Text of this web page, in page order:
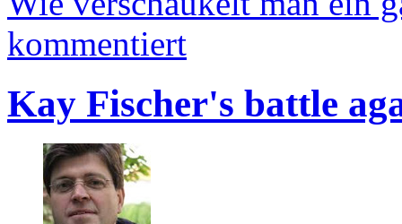
kommentiert
Kay Fischer's battle